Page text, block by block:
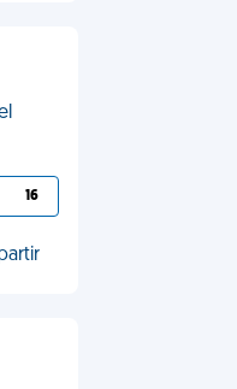
16